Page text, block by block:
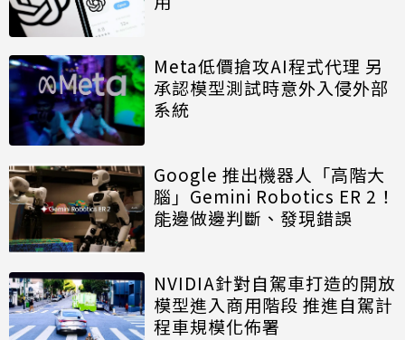
Meta低價搶攻AI程式代理 另
承認模型測試時意外入侵外部
系統
Google 推出機器人「高階大
腦」Gemini Robotics ER 2！
能邊做邊判斷、發現錯誤
NVIDIA針對自駕車打造的開放
模型進入商用階段 推進自駕計
程車規模化佈署